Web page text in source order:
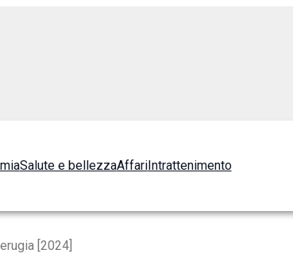
Salute e bellezzaAffariIntrattenimento
[2024]